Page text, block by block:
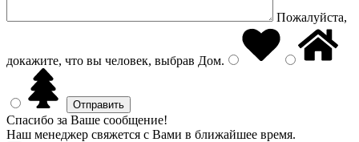
Пожалуйста,
докажите, что вы человек, выбрав Дом.
Спасибо за Ваше сообщение!
Наш менеджер свяжется с Вами в ближайшее время.